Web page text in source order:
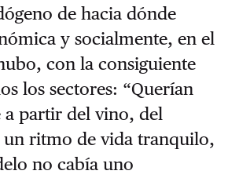
de hacia dónde
y socialmente, en el
con la consiguiente
los sectores: “Querían
a partir del vino, del
ritmo de vida tranquilo,
no cabía uno